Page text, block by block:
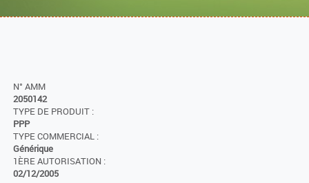
N° AMM
2050142
TYPE DE PRODUIT :
PPP
TYPE COMMERCIAL :
Générique
1ÈRE AUTORISATION :
02/12/2005